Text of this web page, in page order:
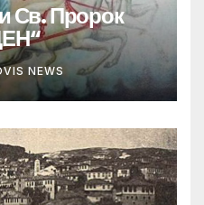
Св. Пророк
NEWS